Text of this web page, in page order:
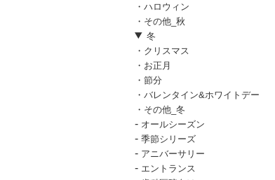
・ハロウィン
・その他_秋
冬
・クリスマス
・お正月
・節分
・バレンタイン&ホワイトデー
・その他_冬
- オールシーズン
- 季節シリーズ
- アニバーサリー
- エントランス